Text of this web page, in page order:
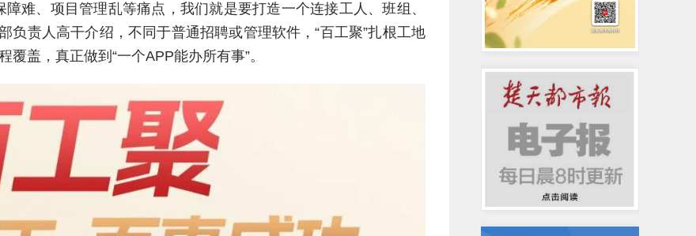
难、项目管理乱等痛点，我们就是要打造一个连接工人、班组、
负责人高干介绍，不同于普通招聘或管理软件，“百工聚”扎根工地
盖，真正做到“一个APP能办所有事”。